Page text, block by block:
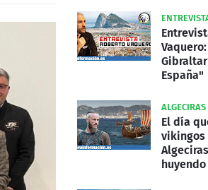
España"
ALGECIRAS
El día
vikingos
huyendo